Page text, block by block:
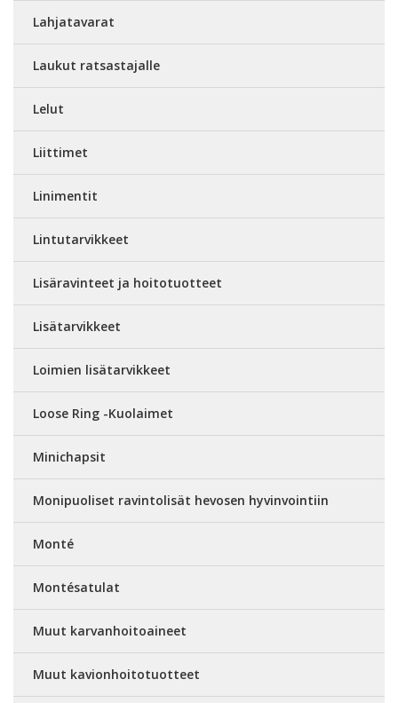
Lahjatavarat
Laukut ratsastajalle
Lelut
Liittimet
Linimentit
Lintutarvikkeet
Lisäravinteet ja hoitotuotteet
Lisätarvikkeet
Loimien lisätarvikkeet
Loose Ring -Kuolaimet
Minichapsit
Monipuoliset ravintolisät hevosen hyvinvointiin
Monté
Montésatulat
Muut karvanhoitoaineet
Muut kavionhoitotuotteet